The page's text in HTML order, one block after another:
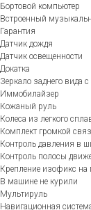
Бортовой компьютер
Встроенный
Гарантия
Датчик дождя
Датчик освещенности
Докатка
Зеркало заднего вида
Иммобилайзер
Кожаный руль
Колеса из легкого
Комплект громкой
Контроль давления в
Контроль полосы
Крепление изофикс на
В машине не курили
Мультируль
Навигационная